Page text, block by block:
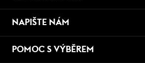
NAPIŠTE NÁM
POMOC S VÝBĚREM